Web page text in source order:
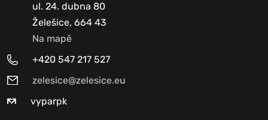
ul. 24. dubna 80
Želešice, 664 43
Na mapě
+420 547 217 527
zelesice@zelesice.eu
vyparpk